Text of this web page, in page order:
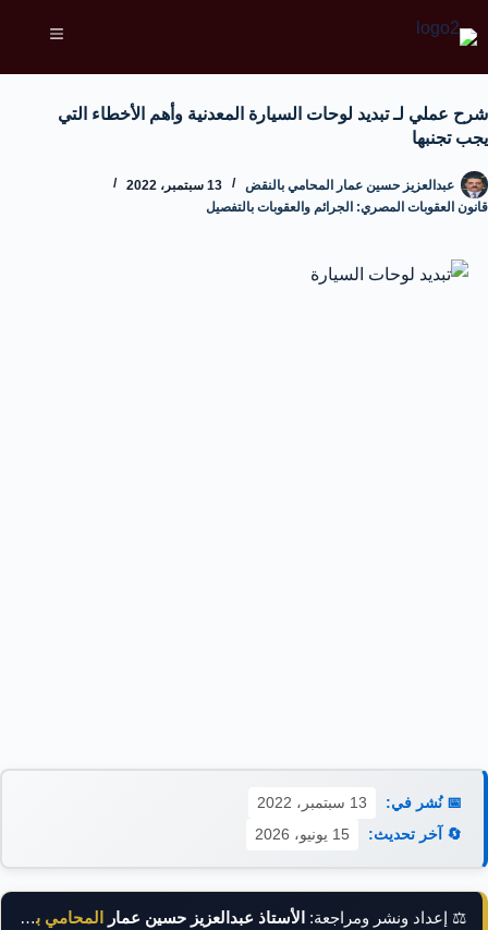
شرح عملي لـ تبديد لوحات السيارة المعدنية وأهم الأخطاء التي
يجب تجنبها
عبدالعزيز حسين عمار المحامي بالنقض
13 سبتمبر، 2022
قانون العقوبات المصري: الجرائم والعقوبات بالتفصيل
📅 نُشر في:
13 سبتمبر، 2022
🔄 آخر تحديث:
15 يونيو، 2026
⚖️ إعداد ونشر ومراجعة: الأستاذ عبدالعزيز حسين عمار المحامي بالنقض